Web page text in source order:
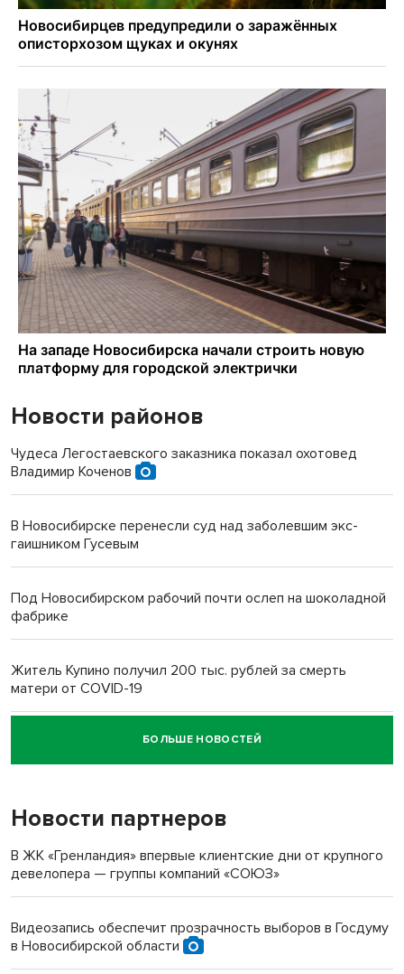
Новости районов
Чудеса Легостаевского заказника показал охотовед
Владимир Коченов
В Новосибирске перенесли суд над заболевшим экс-
гаишником Гусевым
Под Новосибирском рабочий почти ослеп на шоколадной
фабрике
Житель Купино получил 200 тыс. рублей за смерть
матери от COVID-19
Новосибирский суд наказал водителя за смерть
пенсионерки на вокзале
БОЛЬШЕ НОВОСТЕЙ
Новости партнеров
В ЖК «Гренландия» впервые клиентские дни от крупного
девелопера — группы компаний «СОЮЗ»
Видеозапись обеспечит прозрачность выборов в Госдуму
в Новосибирской области